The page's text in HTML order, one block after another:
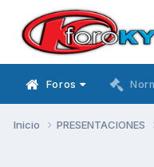
Foros
Inicio PRESENTACIONES